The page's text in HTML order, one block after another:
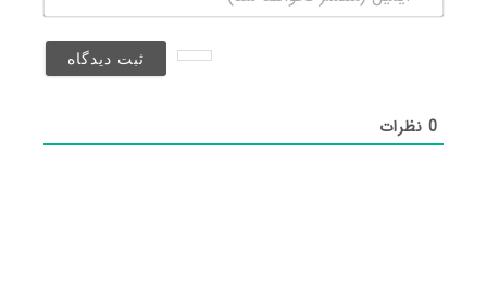
(منتشر
0نظرات